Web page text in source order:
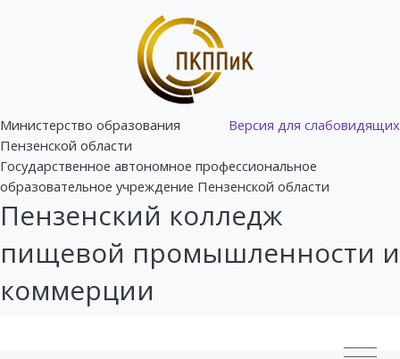
Версия для слабовидящих
Министерство образования
Пензенской области
Государственное автономное профессиональное
образовательное учреждение Пензенской области
Пензенский колледж
пищевой промышленности и
коммерции